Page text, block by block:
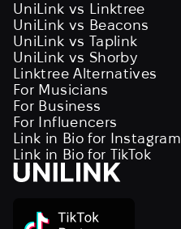
UniLink vs Linktree
UniLink vs Beacons
UniLink vs Taplink
UniLink vs Shorby
Linktree Alternatives
For Musicians
For Business
For Influencers
Link in Bio for Instagram
Link in Bio for TikTok